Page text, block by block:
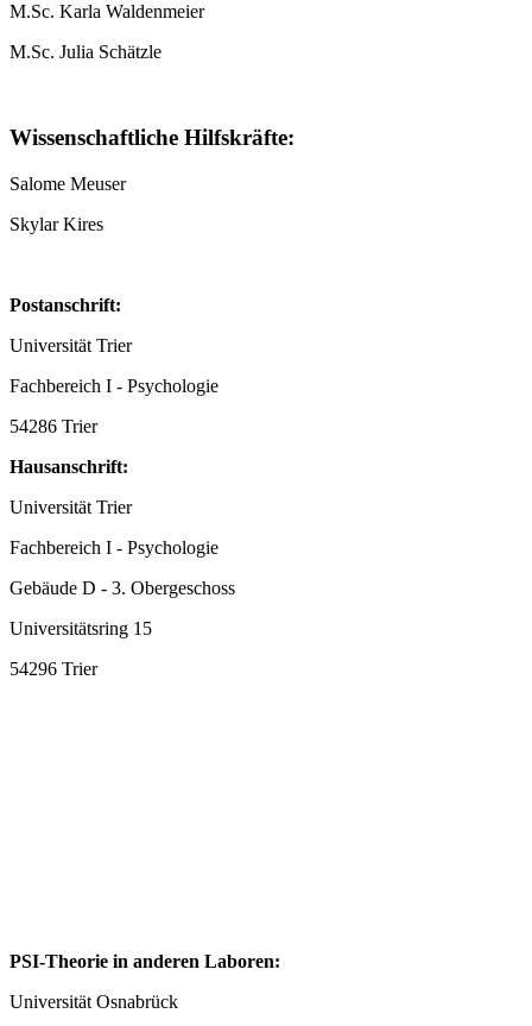
M.Sc. Karla Waldenmeier
M.Sc. Julia Schätzle
Wissenschaftliche Hilfskräfte:
Salome Meuser
Skylar Kires
Postanschrift:
Universität Trier
Fachbereich I - Psychologie
54286 Trier
Hausanschrift:
Universität Trier
Fachbereich I - Psychologie
Gebäude D - 3. Obergeschoss
Universitätsring 15
54296 Trier
PSI-Theorie in anderen Laboren:
Universität Osnabrück